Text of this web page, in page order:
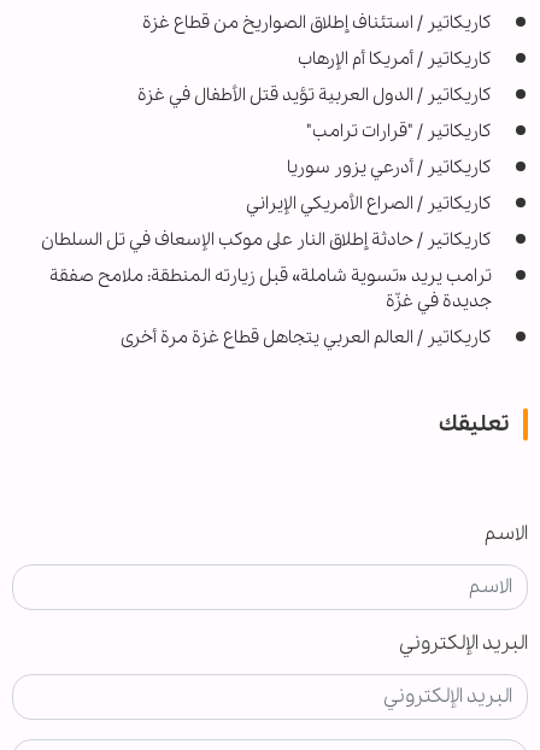
كاريكاتير / استئناف إطلاق الصواريخ من قطاع غزة
كاريكاتير / أمريكا أم الإرهاب
کاریکاتیر / الدول العربية تؤيد قتل الأطفال في غزة
كاريكاتير / "قرارات ترامب"
كاريكاتير / أدرعي يزور سوريا
كاريكاتير / الصراع الأمريكي الإيراني
کاریکاتیر / حادثة إطلاق النار على موكب الإسعاف في تل السلطان
ترامب يريد «تسوية شاملة» قبل زيارته المنطقة: ملامح صفقة
جديدة في غزّة
كاريكاتير / العالم العربي يتجاهل قطاع غزة مرة أخرى
تعليقك
الاسم
البريد الإلكتروني